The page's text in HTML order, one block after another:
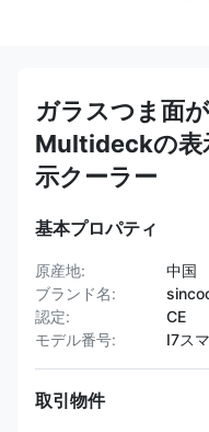
ガラスつま面
Multideckの表
示クーラー
基本プロパティ
原産地:
中国
ブランド名:
認定:
CE
モデル番号:
I7ス
取引物件